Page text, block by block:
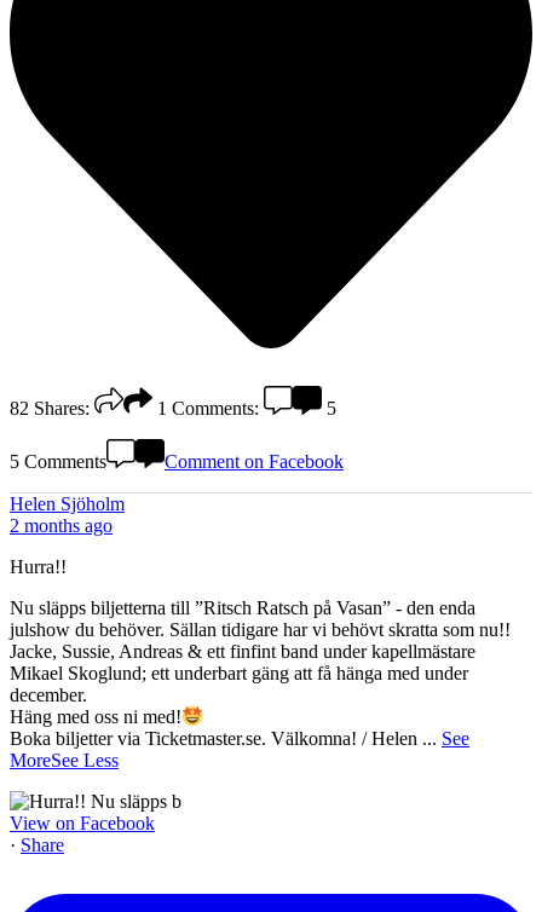
82 Shares: 1 Comments: 5
5 Comments Comment on Facebook
Helen Sjöholm
2 months ago
Hurra!!
Nu släpps biljetterna till ”Ritsch Ratsch på Vasan” - den enda
julshow du behöver. Sällan tidigare har vi behövt skratta som nu!!
Jacke, Sussie, Andreas & ett finfint band under kapellmästare
Mikael Skoglund; ett underbart gäng att få hänga med under
december.
Häng med oss ni med!
Boka biljetter via Ticketmaster.se. Välkomna! / Helen ... See
MoreSee Less
View on Facebook
· Share